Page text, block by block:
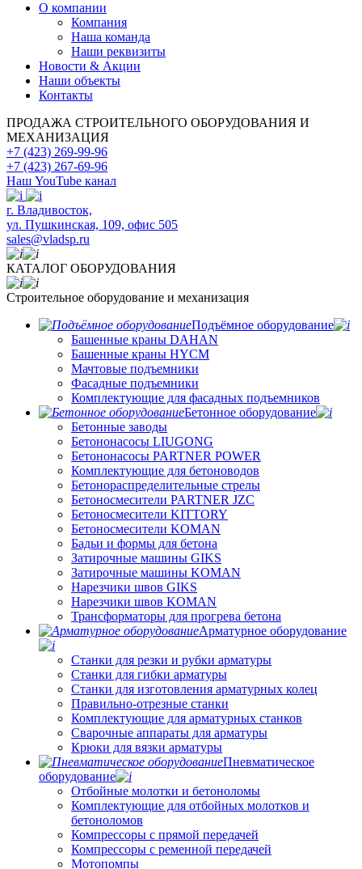
О компании
Компания
Наша команда
Наши реквизиты
Новости & Акции
Наши объекты
Контакты
ПРОДАЖА СТРОИТЕЛЬНОГО ОБОРУДОВАНИЯ И
МЕХАНИЗАЦИЯ
+7 (423) 269-99-96
+7 (423) 267-69-96
Наш YouTube канал
​г. Владивосток,
ул. Пушкинская, 109, офис 505
sales@vladsp.ru
КАТАЛОГ ОБОРУДОВАНИЯ
Строительное оборудование и механизация
Подъёмное оборудование
Башенные краны DAHAN
Башенные краны HYCM
Мачтовые подъемники
Фасадные подъемники
Комплектующие для фасадных подъемников
Бетонное оборудование
Бетонные заводы
Бетононасосы LIUGONG
Бетононасосы PARTNER POWER
Комплектующие для бетоноводов
Бетонораспределительные стрелы
Бетоносмесители PARTNER JZC
Бетоносмесители KITTORY
Бетоносмесители KOMAN
Бадьи и формы для бетона
Затирочные машины GIKS
Затирочные машины KOMAN
Нарезчики швов GIKS
Нарезчики швов KOMAN
Трансформаторы для прогрева бетона
Арматурное оборудование
Станки для резки и рубки арматуры
Станки для гибки арматуры
Станки для изготовления арматурных колец
Правильно-отрезные станки
Комплектующие для арматурных станков
Сварочные аппараты для арматуры
Крюки для вязки арматуры
Пневматическое
оборудование
Отбойные молотки и бетоноломы
Комплектующие для отбойных молотков и
бетоноломов
Компрессоры с прямой передачей
Компрессоры с ременной передачей
Мотопомпы